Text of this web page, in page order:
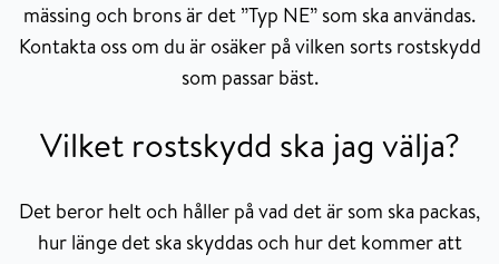
mässing och brons är det ”Typ NE” som ska användas.
Kontakta oss om du är osäker på vilken sorts rostskydd
som passar bäst.
Vilket rostskydd ska jag välja?
Det beror helt och håller på vad det är som ska packas,
hur länge det ska skyddas och hur det kommer att